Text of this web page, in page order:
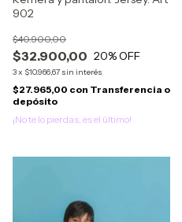
902
$32.900,00
$40.900,00
20% OFF
3x $10.966,67 sin interés
$27.965,00 con Transferencia o
depósito
¡No te lo pierdas, es el último!